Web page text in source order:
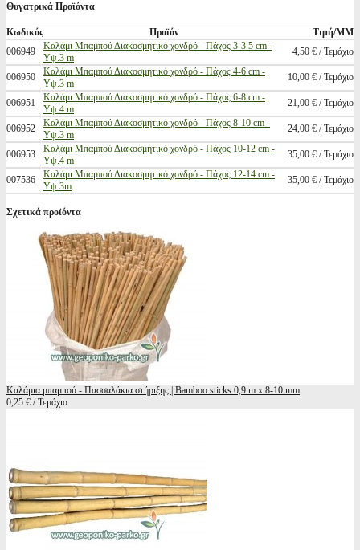
Θυγατρικά Προϊόντα
Κωδικός Προϊόν
Τιμή/ΜΜ
006949
Καλάμι Μπαμπού Διακοσμητικό χονδρό - Πάχος 3-3.5 cm -
Υψ.3 m
4,50 € / Τεμάχιο
006950
Καλάμι Μπαμπού Διακοσμητικό χονδρό - Πάχος 4-6 cm -
Υψ.3 m
10,00 € / Τεμάχιο
006951
Καλάμι Μπαμπού Διακοσμητικό χονδρό - Πάχος 6-8 cm -
Υψ.4 m
21,00 € / Τεμάχιο
006952
Καλάμι Μπαμπού Διακοσμητικό χονδρό - Πάχος 8-10 cm -
Υψ.3 m
24,00 € / Τεμάχιο
006953
Καλάμι Μπαμπού Διακοσμητικό χονδρό - Πάχος 10-12 cm -
Υψ.4 m
35,00 € / Τεμάχιο
007536
Καλάμι Μπαμπού Διακοσμητικό χονδρό - Πάχος 12-14 cm -
Υψ.3m
35,00 € / Τεμάχιο
Σχετικά προϊόντα
Καλάμια μπαμπού - Πασσαλάκια στήριξης | Bamboo sticks 0,9 m x 8-10 mm
0,25 € / Τεμάχιο